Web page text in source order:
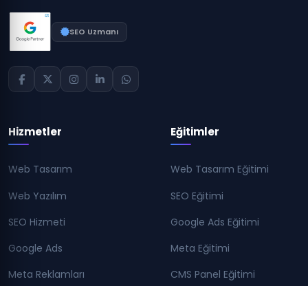
SEO Uzmanı
Hizmetler
Web Tasarım
Web Yazılım
SEO Hizmeti
Google Ads
Meta Reklamları
Eğitimler
Web Tasarım Eğitimi
SEO Eğitimi
Google Ads Eğitimi
Meta Eğitimi
CMS Panel Eğitimi